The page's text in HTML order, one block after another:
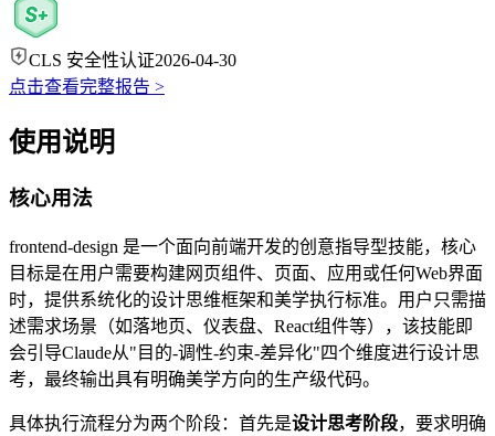
CLS 安全性认证2026-04-30
点击查看完整报告 >
使用说明
核心用法
frontend-design 是一个面向前端开发的创意指导型技能，核心
目标是在用户需要构建网页组件、页面、应用或任何Web界面
时，提供系统化的设计思维框架和美学执行标准。用户只需描
述需求场景（如落地页、仪表盘、React组件等），该技能即
会引导Claude从"目的-调性-约束-差异化"四个维度进行设计思
考，最终输出具有明确美学方向的生产级代码。
具体执行流程分为两个阶段：首先是设计思考阶段，要求明确